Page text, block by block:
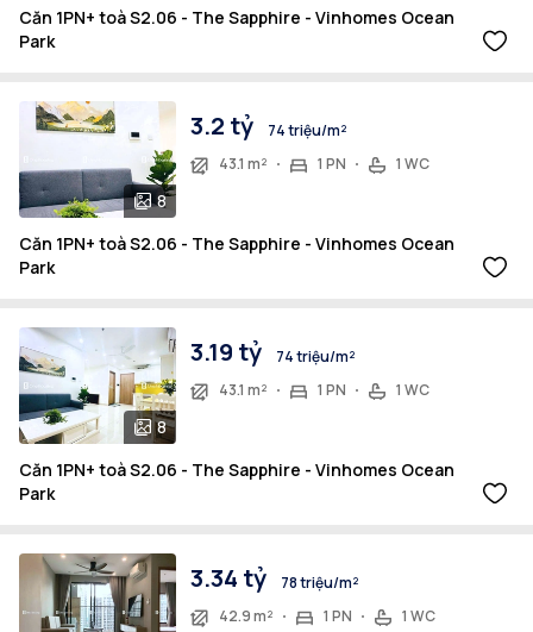
Căn 1PN+ toà S2.06 - The Sapphire - Vinhomes Ocean
Park
8
3.2 tỷ
74 triệu/m²
43.1 m²
1 PN 1 WC
Căn 1PN+ toà S2.06 - The Sapphire - Vinhomes Ocean
Park
8
3.19 tỷ
74 triệu/m²
43.1 m²
1 PN 1 WC
Căn 1PN+ toà S2.06 - The Sapphire - Vinhomes Ocean
Park
3.34 tỷ
78 triệu/m²
42.9 m²
1 PN 1 WC